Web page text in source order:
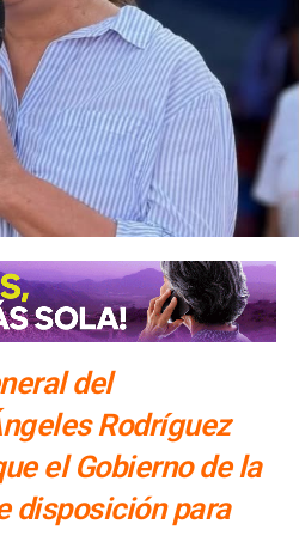
de 3 mil mdp en SLP
del
Rodríguez
el Gobierno de la
disposición para